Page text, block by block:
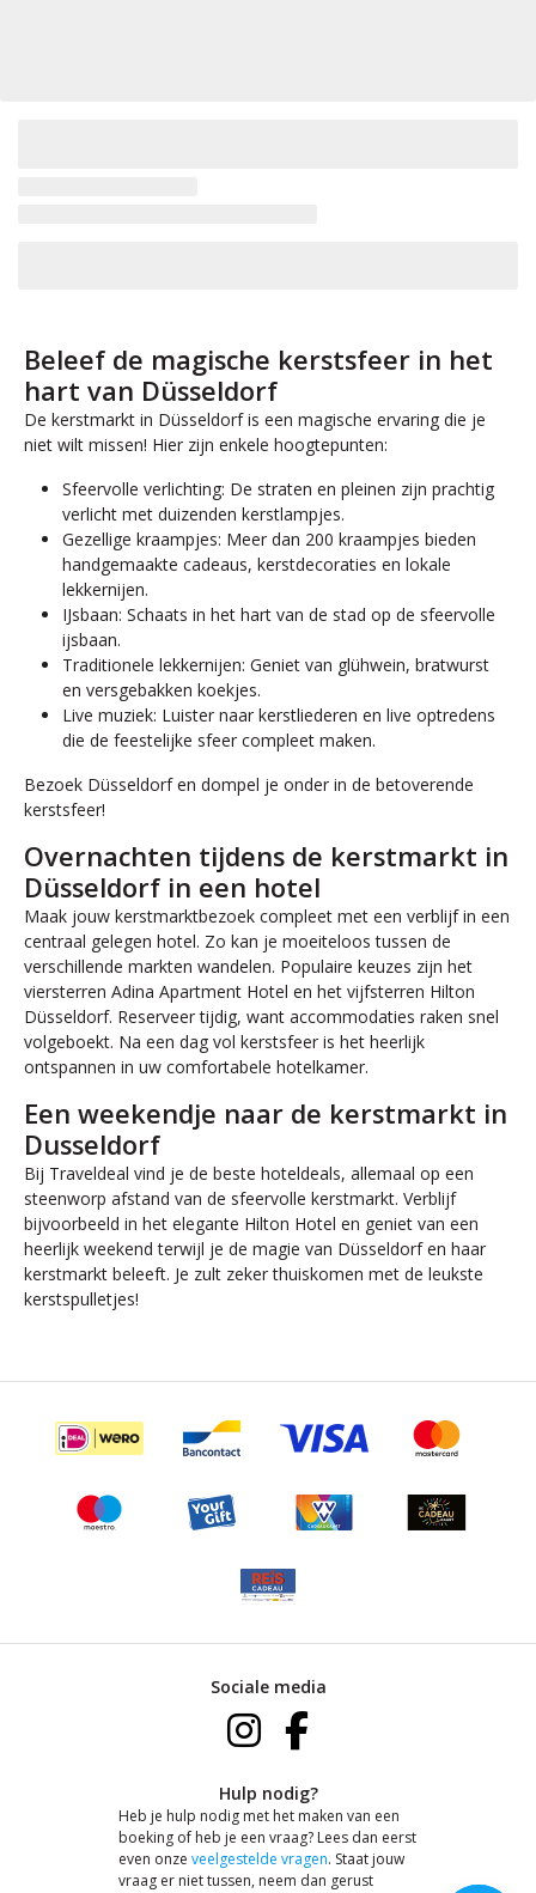
Beleef de magische kerstsfeer in het
hart van Düsseldorf
De kerstmarkt in Düsseldorf is een magische ervaring die je
niet wilt missen! Hier zijn enkele hoogtepunten:
Sfeervolle verlichting: De straten en pleinen zijn prachtig
verlicht met duizenden kerstlampjes.
Gezellige kraampjes: Meer dan 200 kraampjes bieden
handgemaakte cadeaus, kerstdecoraties en lokale
lekkernijen.
IJsbaan: Schaats in het hart van de stad op de sfeervolle
ijsbaan.
Traditionele lekkernijen: Geniet van glühwein, bratwurst
en versgebakken koekjes.
Live muziek: Luister naar kerstliederen en live optredens
die de feestelijke sfeer compleet maken.
Bezoek Düsseldorf en dompel je onder in de betoverende
kerstsfeer!
Overnachten tijdens de kerstmarkt in
Düsseldorf in een hotel
Maak jouw kerstmarktbezoek compleet met een verblijf in een
centraal gelegen hotel. Zo kan je moeiteloos tussen de
verschillende markten wandelen. Populaire keuzes zijn het
viersterren Adina Apartment Hotel en het vijfsterren Hilton
Düsseldorf. Reserveer tijdig, want accommodaties raken snel
volgeboekt. Na een dag vol kerstsfeer is het heerlijk
ontspannen in uw comfortabele hotelkamer.
Een weekendje naar de kerstmarkt in
Dusseldorf
Bij Traveldeal vind je de beste hoteldeals, allemaal op een
steenworp afstand van de sfeervolle kerstmarkt. Verblijf
bijvoorbeeld in het elegante Hilton Hotel en geniet van een
heerlijk weekend terwijl je de magie van Düsseldorf en haar
kerstmarkt beleeft. Je zult zeker thuiskomen met de leukste
kerstspulletjes!
Sociale media
Hulp nodig?
Heb je hulp nodig met het maken van een
boeking of heb je een vraag? Lees dan eerst
even onze veelgestelde vragen. Staat jouw
vraag er niet tussen, neem dan gerust